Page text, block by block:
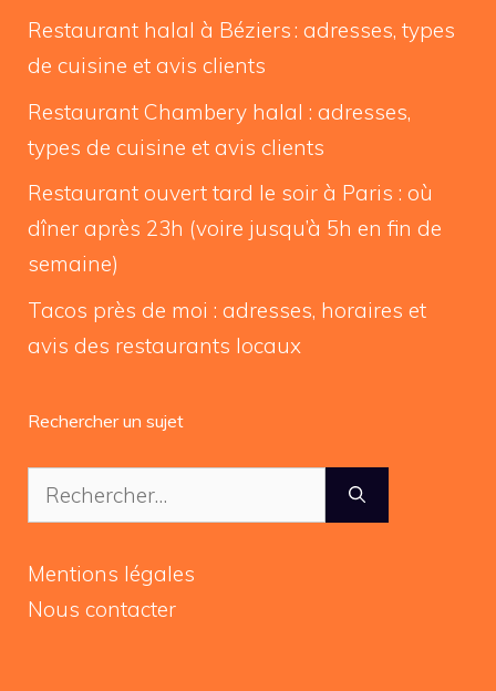
Restaurant halal à Béziers : adresses, types
de cuisine et avis clients
Restaurant Chambery halal : adresses,
types de cuisine et avis clients
Restaurant ouvert tard le soir à Paris : où
dîner après 23h (voire jusqu’à 5h en fin de
semaine)
Tacos près de moi : adresses, horaires et
avis des restaurants locaux
Rechercher un sujet
Rechercher :
Mentions légales
Nous contacter